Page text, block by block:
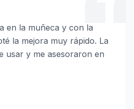
en la muñeca y con la
la mejora muy rápido. La
usar y me asesoraron en